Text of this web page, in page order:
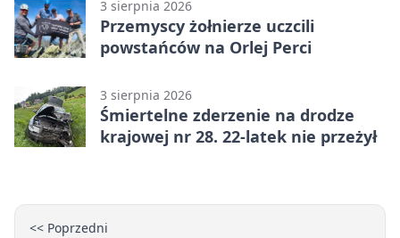
3 sierpnia 2026
Przemyscy żołnierze uczcili
powstańców na Orlej Perci
3 sierpnia 2026
Śmiertelne zderzenie na drodze
krajowej nr 28. 22-latek nie przeżył
<< Poprzedni